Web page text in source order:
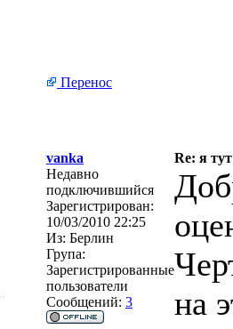
Перенос
vanka
Re: я
Недавно
подключившийся
Зарегистрирован:
10/03/2010 22:25
Из: Берлин
Група:
Зарегистрированные
пользователи
Сообщений: 3
на